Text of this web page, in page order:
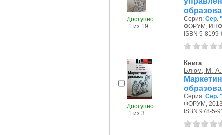
Доступно
1 из 19
Серия: Сер.
ФОРУМ,
ISBN 5-
Доступно
1 из 3
Книга
Блюм, М. А.
Серия: Сер.
ФОРУМ, 2013
ISBN 978-5-